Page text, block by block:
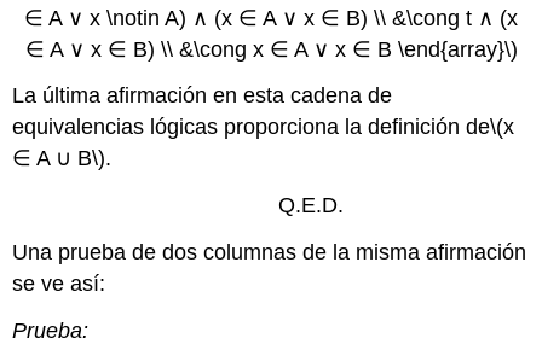
∈ A ∨ x \notin A) ∧ (x ∈ A ∨ x ∈ B) \\ &\cong t ∧ (x
∈ A ∨ x ∈ B) \\ &\cong x ∈ A ∨ x ∈ B \end{array}\)
La última afirmación en esta cadena de
equivalencias lógicas proporciona la definición de\(x
∈ A ∪ B\).
Q.E.D.
Una prueba de dos columnas de la misma afirmación
se ve así:
Prueba: